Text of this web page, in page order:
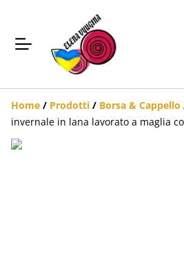
Home / Prodotti / Borsa & Cappello
invernale in lana lavorato a maglia